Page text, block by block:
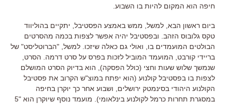
חיפה הוא המקום להיות בו השבוע
ביום ראשון הבא, למשל, ממש באמצע הפסטיבל יתקיים בהוליווד
טקס גלובוס הזהב ובפסטיבל יהיה אפשר לצפות בכמה מהסרטים
הבולטים המועמדים בו
ואולי גם כאלה שיזכו למשל , "הברוטליסט" של
בריידי קורבט
המועמד המוביל לזכות בפרס על סרט דרמה הסרט
שנמשך שלוש שעות וחצי (כולל הפסקה), הוא בדיוק הסרט המושלם
לצפות בו בפסטיבל קולנוע (הוא יפתח במוצ"ש הקרוב את פסטיבל
הקולנוע היהודי בסינמטק ירושלים
ושבוע אחר כך יוקרן בחיפה
במסגרת תחרות כרמל לקולנוע בינלאומי). מועמד נוסף שיוקרן הוא "5